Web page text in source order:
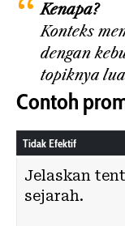
Kenapa?
Konteks
dengan
topiknya
Contoh
Tidak Efektif
Jelaskan
sejarah.